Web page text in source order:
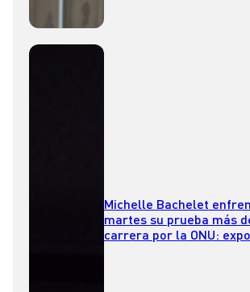
Michelle Bachelet
martes su prueba más
carrera por la ONU: